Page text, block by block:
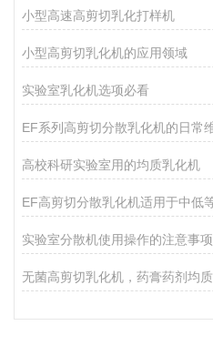
小型高速高剪切乳化打样机
小型高剪切乳化机的应用领域
实验室乳化机选项必看
高校科研实验室用的均质乳化机
实验室分散机使用操作的注意事项